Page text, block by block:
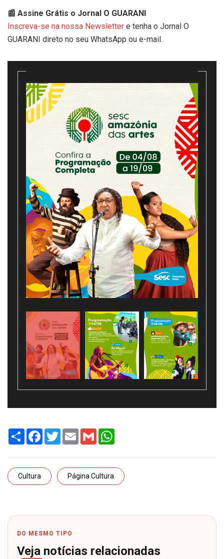
📰 Assine Grátis o Jornal O GUARANI
Inscreva-se na nossa Newsletter e tenha o Jornal O
GUARANI direto no seu WhatsApp ou e-mail.
Share Facebook
TwitterEmail Gmail
Cultura Página Cultura
DO MESMO TIPO
Veja notícias relacionadas